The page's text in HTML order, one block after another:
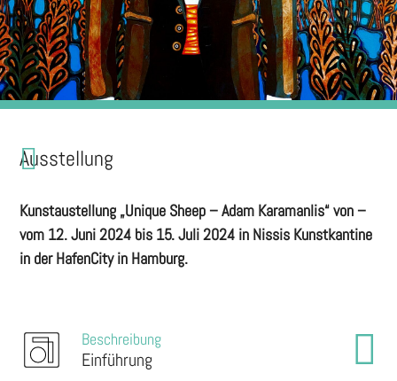
Ausstellung
Kunstaustellung „Unique Sheep – Adam Karamanlis“ von –
vom 12. Juni 2024 bis 15. Juli 2024 in Nissis Kunstkantine
in der HafenCity in Hamburg.
Beschreibung
Einführung